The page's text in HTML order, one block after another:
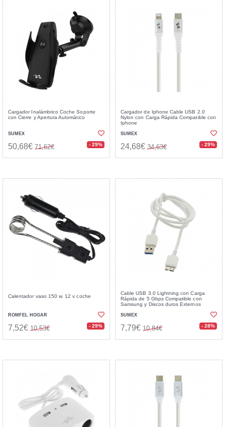
Cargador Inalámbrico Coche Soporte
con Cierre y Apertura Automático
SUMEX
50,68€ 71,62€ - 29%
Cargador de Iphone Cable USB 2.0
Nylon con Carga Rápida Compatible con
Iphone
SUMEX
24,68€ 34,63€ - 29%
Calentador vaso 150 w. 12 v coche
ROMFEL HOGAR
7,52€ 10,53€ - 29%
Cable USB 3.0 Lightning con Carga
Rápida de 5 Gbps Compatible con
Samsung y Discos duros Externos
SUMEX
7,79€ 10,84€ - 28%